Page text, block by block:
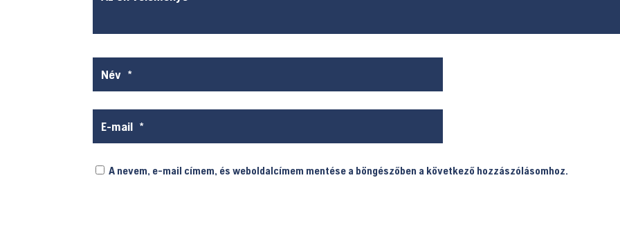
A nevem, e-mail címem, és weboldalcímem mentése a böngészőben a következő hozzászólásomhoz.